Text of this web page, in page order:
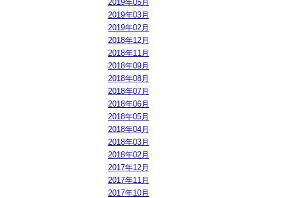
2019年05月
2019年03月
2019年02月
2018年12月
2018年11月
2018年09月
2018年08月
2018年07月
2018年06月
2018年05月
2018年04月
2018年03月
2018年02月
2017年12月
2017年11月
2017年10月